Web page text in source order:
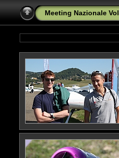
Meeting Nazionale